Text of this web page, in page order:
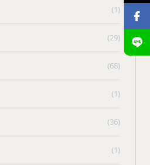
(1)
(29)
(68)
(1)
(36)
(1)